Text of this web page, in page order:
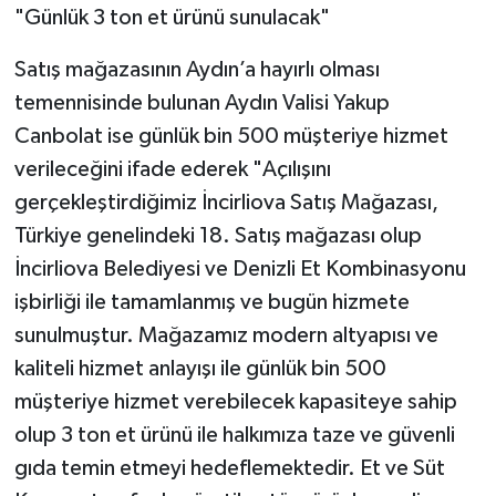
"Günlük 3 ton et ürünü sunulacak"
Satış mağazasının Aydın’a hayırlı olması
temennisinde bulunan Aydın Valisi Yakup
Canbolat ise günlük bin 500 müşteriye hizmet
verileceğini ifade ederek "Açılışını
gerçekleştirdiğimiz İncirliova Satış Mağazası,
Türkiye genelindeki 18. Satış mağazası olup
İncirliova Belediyesi ve Denizli Et Kombinasyonu
işbirliği ile tamamlanmış ve bugün hizmete
sunulmuştur. Mağazamız modern altyapısı ve
kaliteli hizmet anlayışı ile günlük bin 500
müşteriye hizmet verebilecek kapasiteye sahip
olup 3 ton et ürünü ile halkımıza taze ve güvenli
gıda temin etmeyi hedeflemektedir. Et ve Süt